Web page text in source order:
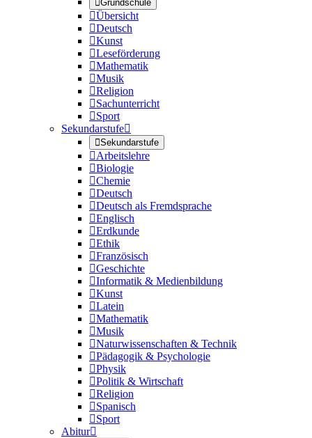
Grundschule
Übersicht
Deutsch
Kunst
Leseförderung
Mathematik
Musik
Religion
Sachunterricht
Sport
Sekundarstufe
Sekundarstufe
Arbeitslehre
Biologie
Chemie
Deutsch
Deutsch als Fremdsprache
Englisch
Erdkunde
Ethik
Französisch
Geschichte
Informatik & Medienbildung
Kunst
Latein
Mathematik
Musik
Naturwissenschaften & Technik
Pädagogik & Psychologie
Physik
Politik & Wirtschaft
Religion
Spanisch
Sport
Abitur